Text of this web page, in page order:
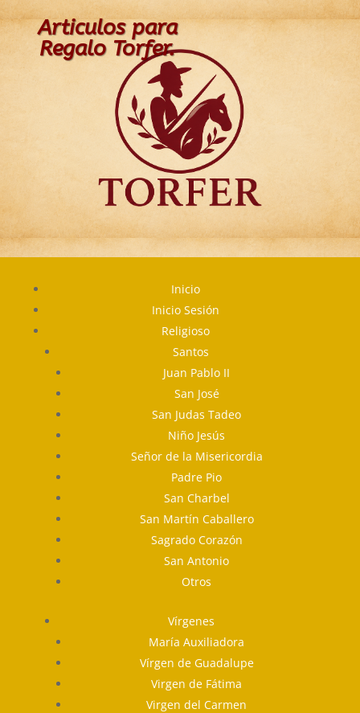
Articulos para
Regalo Torfer.
Inicio
Inicio Sesión
Religioso
Santos
Juan Pablo II
San José
San Judas Tadeo
Niño Jesús
Señor de la Misericordia
Padre Pio
San Charbel
San Martín Caballero
Sagrado Corazón
San Antonio
Otros
Vírgenes
María Auxiliadora
Vírgen de Guadalupe
Virgen de Fátima
Virgen del Carmen